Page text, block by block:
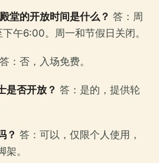
堂的开放时间是什么？ 答：周
午6:00。周一和节假日关闭。
答：否，入场免费。
是否开放？ 答：是的，提供轮
？ 答：可以，仅限个人使用，
。